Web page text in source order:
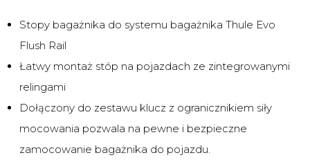
Stopy bagażnika do systemu bagażnika Thule Evo
Flush Rail
Łatwy montaż stóp na pojazdach ze zintegrowanymi
relingami
Dołączony do zestawu klucz z ogranicznikiem siły
mocowania pozwala na pewne i bezpieczne
zamocowanie bagażnika do pojazdu.